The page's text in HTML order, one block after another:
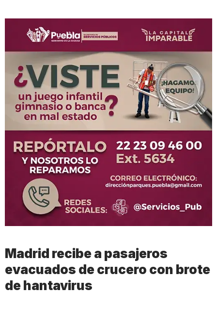
Madrid recibe a pasajeros
evacuados de crucero con brote
de hantavirus